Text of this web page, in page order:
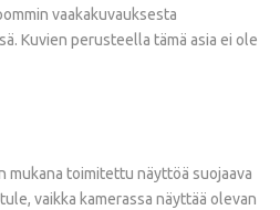
vaakakuvauksesta
Kuvien perusteella tämä asia ei ole
mukana toimitettu näyttöä suojaava
vaikka kamerassa näyttää olevan